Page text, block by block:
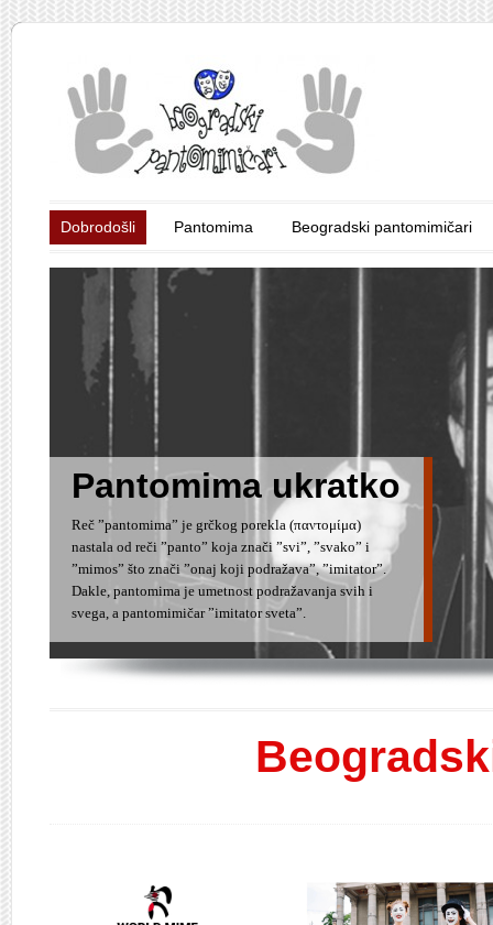
Dobrodošli Pantomima Beogradski pantomimičari
Pantomima ukratko
Reč ”pantomima” je grčkog porekla (παντομίμα)
nastala od reči ”panto” koja znači ”svi”, ”svako” i
”mimos” što znači ”onaj koji podražava”, ”imitator”.
Dakle, pantomima je umetnost podražavanja svih i
svega, a pantomimičar ”imitator sveta”.